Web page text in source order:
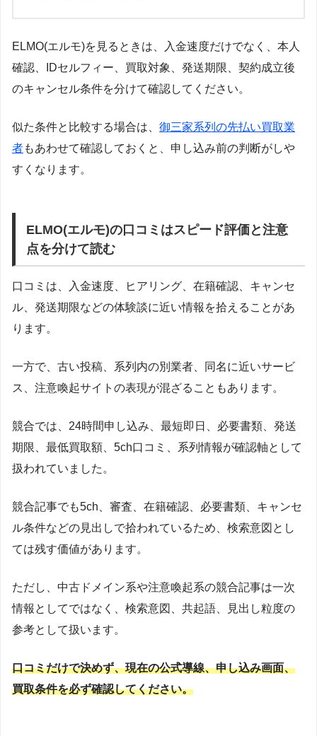
ELMO(エルモ)を見るときは、入金速度だけでなく、本人
確認、IDセルフィー、買取対象、発送期限、契約成立後
のキャンセル条件を分けて確認してください。
似た条件と比較する場合は、 御三家系列の先払い買取業
者もあわせて確認しておくと、申し込み前の判断がしや
すくなります。
ELMO(エルモ)の口コミはスピード評価と注意
点を分けて読む
口コミは、入金速度、ヒアリング、在籍確認、キャンセ
ル、発送期限などの体験談に近い情報を拾えることがあ
ります。
一方で、古い投稿、系列内の別業者、同名に近いサービ
ス、注意喚起サイトの表現が混ざることもあります。
競合では、24時間申し込み、最短即日、必要書類、発送
期限、最低買取額、5ch口コミ、系列情報が確認軸として
扱われていました。
競合記事でも5ch、審査、在籍確認、必要書類、キャンセ
ル条件などの見出しで拾われているため、検索意図とし
ては残す価値があります。
ただし、中古ドメイン系や注意喚起系の競合記事は一次
情報としてではなく、検索意図、共起語、見出し粒度の
参考として扱います。
口コミだけで決めず、現在の公式導線、申し込み画面、
買取条件を必ず確認してください。